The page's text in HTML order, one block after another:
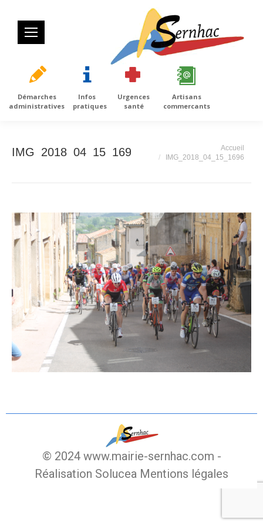
Démarches
administratives
Infos
pratiques
Urgences
santé
Artisans
commercants
IMG_2018_04_15_1696Vous êtes ici :
Accueil
IMG_2018_04_15_1696
© 2024 www.mairie-sernhac.com -
Réalisation Solucea Mentions légales